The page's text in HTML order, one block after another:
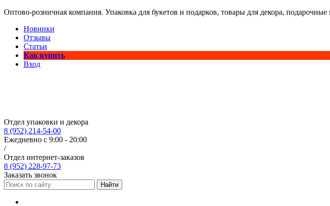
Оптово-розничная компания. Упаковка для букетов и подарков, товары для декора,
Новинки
Отзывы
Статьи
Как купить
Вход
Отдел упаковки и декора
8 (952) 214-54-00
Ежедневно с 9:00 - 20:00
/
Отдел интернет-заказов
8 (952) 228-97-73
Заказать звонок
Найти